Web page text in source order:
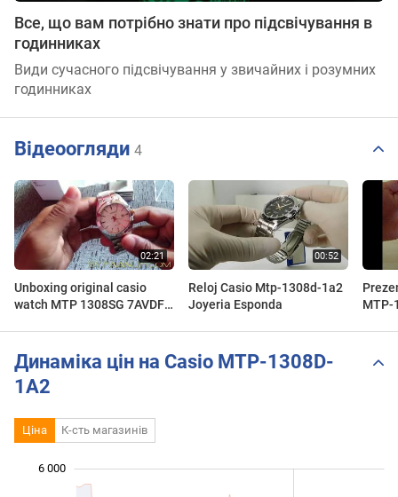
Все, що вам потрібно знати про підсвічування в
годинниках
Види сучасного підсвічування у звичайних і розумних
годинниках
Відеоогляди 4
Unboxing original casio
watch MTP 1308SG 7AVDF
Reloj Casio Mtp-1308d-1a2
Joyeria Esponda
MTP-
Динаміка цін на Casio MTP-1308D-
1A2
Ціна К-сть магазинів
6 000